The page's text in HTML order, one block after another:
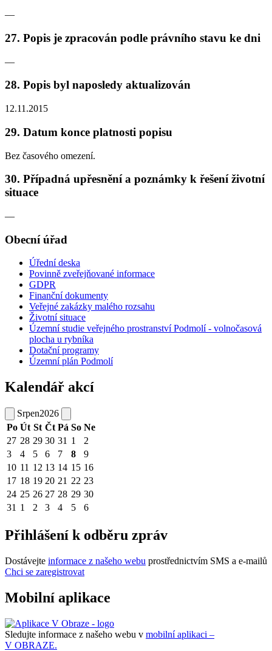
—
27. Popis je zpracován podle právního stavu ke dni
—
28. Popis byl naposledy aktualizován
12.11.2015
29. Datum konce platnosti popisu
Bez časového omezení.
30. Případná upřesnění a poznámky k řešení životní
situace
—
Obecní úřad
Úřední deska
Povinně zveřejňované informace
GDPR
Finanční dokumenty
Veřejné zakázky malého rozsahu
Životní situace
Územní studie veřejného prostranství Podmolí - volnočasová
plocha u rybníka
Dotační programy
Územní plán Podmolí
Kalendář akcí
Srpen2026
Po Út St Čt Pá So Ne
27 28 29 30 31 1
2
3
4 5 6 7 8
9
10 11 12 13 14 15 16
17 18 19 20 21 22 23
24 25 26 27 28 29 30
31 1 2 3 4 5 6
Přihlášení k odběru zpráv
Dostávejte informace z našeho webu prostřednictvím SMS a e-mailů
Chci se zaregistrovat
Mobilní aplikace
Sledujte informace z našeho webu v mobilní aplikaci –
V OBRAZE.